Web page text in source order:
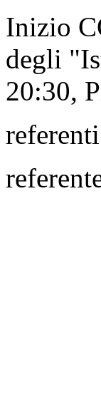
Inizio
degli
20:30,